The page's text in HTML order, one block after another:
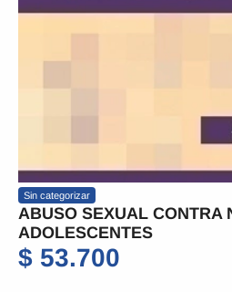
Sin categorizar
ABUSO SEXUAL CONTRA
ADOLESCENTES
$ 53.700